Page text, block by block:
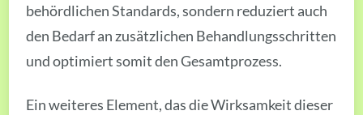
behördlichen Standards, sondern reduziert auch
den Bedarf an zusätzlichen Behandlungsschritten
und optimiert somit den Gesamtprozess.
Ein weiteres Element, das die Wirksamkeit dieser